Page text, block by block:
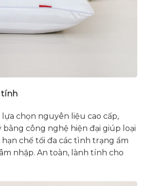
tính
chọn nguyên liệu cao cấp,
bằng công nghệ hiện đại giúp loại
hạn chế tối đa các tình trạng ẩm
nhập. An toàn, lành tính cho